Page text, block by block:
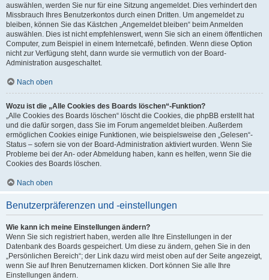
auswählen, werden Sie nur für eine Sitzung angemeldet. Dies verhindert den
Missbrauch Ihres Benutzerkontos durch einen Dritten. Um angemeldet zu
bleiben, können Sie das Kästchen „Angemeldet bleiben“ beim Anmelden
auswählen. Dies ist nicht empfehlenswert, wenn Sie sich an einem öffentlichen
Computer, zum Beispiel in einem Internetcafé, befinden. Wenn diese Option
nicht zur Verfügung steht, dann wurde sie vermutlich von der Board-
Administration ausgeschaltet.
Nach oben
Wozu ist die „Alle Cookies des Boards löschen“-Funktion?
„Alle Cookies des Boards löschen“ löscht die Cookies, die phpBB erstellt hat
und die dafür sorgen, dass Sie im Forum angemeldet bleiben. Außerdem
ermöglichen Cookies einige Funktionen, wie beispielsweise den „Gelesen“-
Status – sofern sie von der Board-Administration aktiviert wurden. Wenn Sie
Probleme bei der An- oder Abmeldung haben, kann es helfen, wenn Sie die
Cookies des Boards löschen.
Nach oben
Benutzerpräferenzen und -einstellungen
Wie kann ich meine Einstellungen ändern?
Wenn Sie sich registriert haben, werden alle Ihre Einstellungen in der
Datenbank des Boards gespeichert. Um diese zu ändern, gehen Sie in den
„Persönlichen Bereich“; der Link dazu wird meist oben auf der Seite angezeigt,
wenn Sie auf Ihren Benutzernamen klicken. Dort können Sie alle Ihre
Einstellungen ändern.